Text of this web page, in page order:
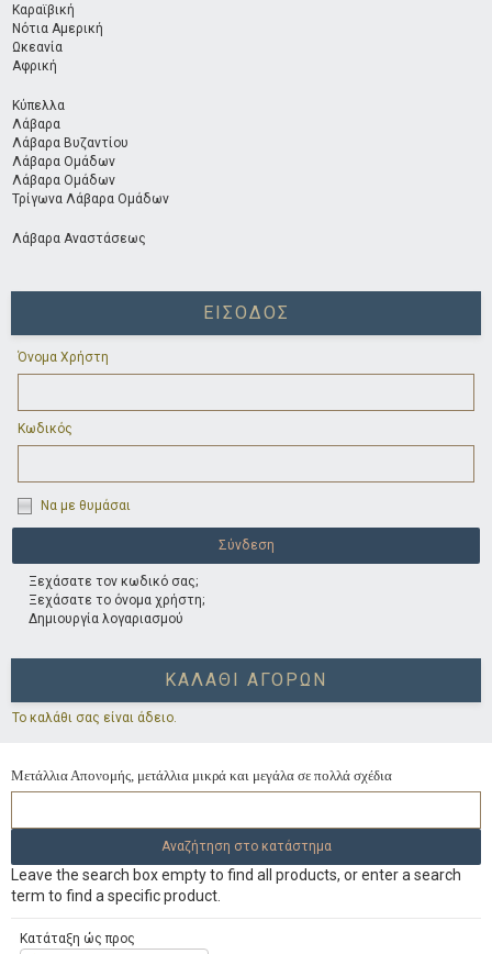
Καραϊβική
Νότια Αμερική
Ωκεανία
Αφρική
Κύπελλα
Λάβαρα
Λάβαρα Βυζαντίου
Λάβαρα Ομάδων
Λάβαρα Ομάδων
Τρίγωνα Λάβαρα Ομάδων
Λάβαρα Αναστάσεως
ΕΊΣΟΔΟΣ
Όνομα Χρήστη
Κωδικός
Να με θυμάσαι
Ξεχάσατε τον κωδικό σας;
Ξεχάσατε το όνομα χρήστη;
Δημιουργία λογαριασμού
ΚΑΛΆΘΙ ΑΓΟΡΏΝ
Το καλάθι σας είναι άδειο.
Μετάλλια Απονομής, μετάλλια μικρά και μεγάλα σε πολλά σχέδια
Leave the search box empty to find all products, or enter a search
term to find a specific product.
Κατάταξη ώς προς